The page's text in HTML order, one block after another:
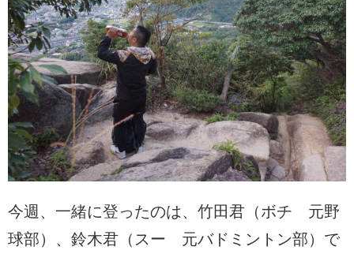
今週、一緒に登ったのは、竹田君（ボチ 元野
球部）、鈴木君（スー 元バドミントン部）で